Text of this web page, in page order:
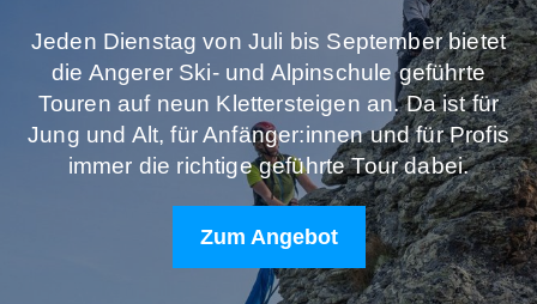
Jeden Dienstag von Juli bis September bietet
die Angerer Ski- und Alpinschule geführte
Touren auf neun Klettersteigen an. Da ist für
Jung und Alt, für Anfänger:innen und für Profis
immer die richtige geführte Tour dabei.
Zum Angebot